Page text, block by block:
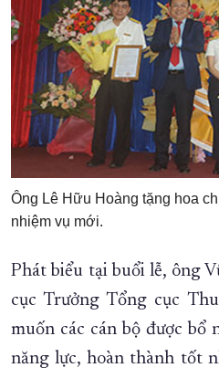
Ông Lê Hữu Hoàng tặng hoa
nhiệm vụ mới.
Phát biểu tại buổi lễ, ông
cục Trưởng Tổng cục
muốn các cán bộ được
năng lực, hoàn thành tốt